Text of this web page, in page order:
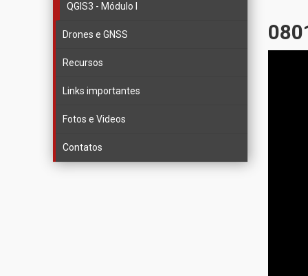
QGIS3 - Módulo I
Drones e GNSS
Recursos
Links importantes
Fotos e Videos
Contatos